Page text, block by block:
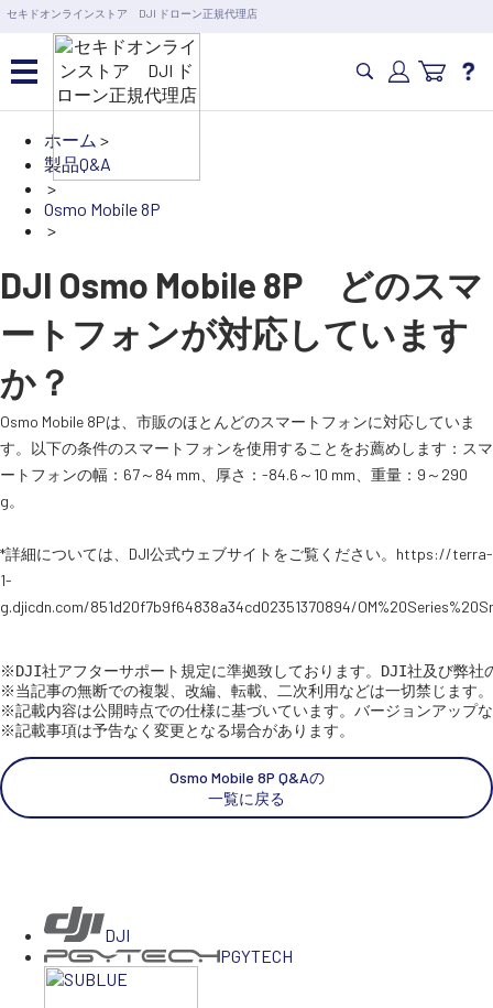
セキドオンラインストア DJI ドローン正規代理店
営業日の15時まで即日出荷
6,000円以上のご購入で送料無料！ポイント1%還元 >>
カメラドローン・生活家電
カメラ・スタビライザー
業務用ドローン・業務関連
製品
水中ドローン(ROV)・水中スクーター
RC・ロボット部品
スペシャルコンテンツ定期配信!
サポート・Q&A / 法人・学生のお客様
取扱店舗一覧
SEKIDO
コーポレートサイト
ホーム >
製品Q&A
>
Osmo Mobile 8P
>
DJI Osmo Mobile 8P どのスマ
ートフォンが対応しています
か？
Osmo Mobile 8Pは、市販のほとんどのスマートフォンに対応していま
す。以下の条件のスマートフォンを使用することをお薦めします：スマ
ートフォンの幅：67～84 mm、厚さ：-84.6～10 mm、重量：9～290
g。
*詳細については、DJI公式ウェブサイトをご覧ください。https://terra-
1-
g.djicdn.com/851d20f7b9f64838a34cd02351370894/
※DJI社アフターサポート規定に準拠致しております。DJI社及び弊社
※当記事の無断での複製、改編、転載、二次利用などは一切禁じます。
※記載内容は公開時点での仕様に基づいています。バージョンアップ
※記載事項は予告なく変更となる場合があります。
Osmo Mobile 8P Q&Aの
一覧に戻る
DJI
PGYTECH